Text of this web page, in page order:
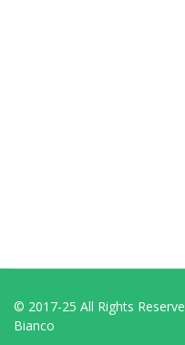
© 2017-25 All Rights
Bianco